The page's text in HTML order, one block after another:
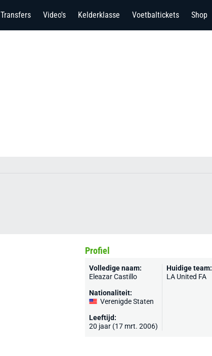
Transfers Video's Kelderklasse Voetbaltickets Shop
Profiel
Volledige naam:
Eleazar Castillo
Nationaliteit:
Verenigde Staten
Leeftijd:
20 jaar (17 mrt. 2006)
Huidige team:
LA United FA